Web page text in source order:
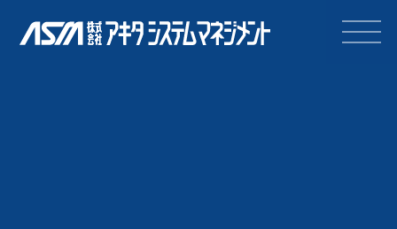
株式会社アキタシステムマネ